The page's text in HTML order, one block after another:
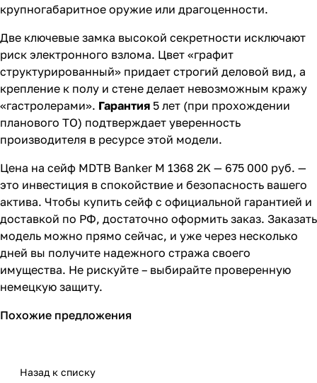
крупногабаритное оружие или драгоценности.
Две ключевые замка высокой секретности исключают
риск электронного взлома. Цвет «графит
структурированный» придает строгий деловой вид, а
крепление к полу и стене делает невозможным кражу
«гастролерами». Гарантия 5 лет (при прохождении
планового ТО) подтверждает уверенность
производителя в ресурсе этой модели.
Цена на сейф MDTB Banker M 1368 2K — 675 000 руб. —
это инвестиция в спокойствие и безопасность вашего
актива. Чтобы купить сейф с официальной гарантией и
доставкой по РФ, достаточно оформить заказ. Заказать
модель можно прямо сейчас, и уже через несколько
дней вы получите надежного стража своего
имущества. Не рискуйте – выбирайте проверенную
немецкую защиту.
Похожие предложения
Назад к списку